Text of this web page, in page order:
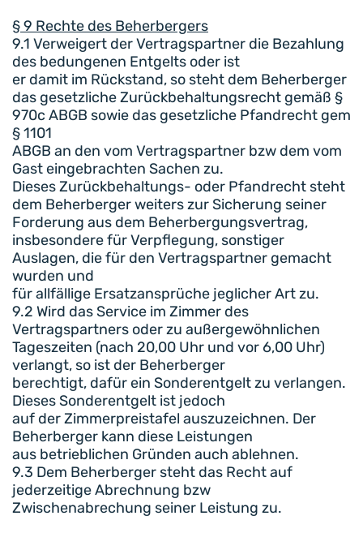
§ 9 Rechte des Beherbergers
9.1 Verweigert der Vertragspartner die Bezahlung
des bedungenen Entgelts oder ist
er damit im Rückstand, so steht dem Beherberger
das gesetzliche Zurückbehaltungsrecht gemäß §
970c ABGB sowie das gesetzliche Pfandrecht gem
§ 1101
ABGB an den vom Vertragspartner bzw dem vom
Gast eingebrachten Sachen zu.
Dieses Zurückbehaltungs- oder Pfandrecht steht
dem Beherberger weiters zur Sicherung seiner
Forderung aus dem Beherbergungsvertrag,
insbesondere für Verpflegung, sonstiger
Auslagen, die für den Vertragspartner gemacht
wurden und
für allfällige Ersatzansprüche jeglicher Art zu.
9.2 Wird das Service im Zimmer des
Vertragspartners oder zu außergewöhnlichen
Tageszeiten (nach 20,00 Uhr und vor 6,00 Uhr)
verlangt, so ist der Beherberger
berechtigt, dafür ein Sonderentgelt zu verlangen.
Dieses Sonderentgelt ist jedoch
auf der Zimmerpreistafel auszuzeichnen. Der
Beherberger kann diese Leistungen
aus betrieblichen Gründen auch ablehnen.
9.3 Dem Beherberger steht das Recht auf
jederzeitige Abrechnung bzw
Zwischenabrechung seiner Leistung zu.